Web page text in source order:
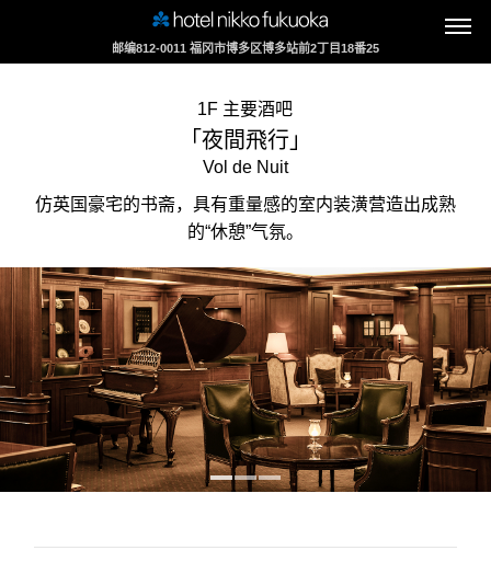
邮编812-0011 福冈市博多区博多站前2丁目18番25
1F 主要酒吧
「夜間飛行」
Vol de Nuit
仿英国豪宅的书斋，具有重量感的室内装潢营造出成熟
的“休憩”气氛。
退房
成人
1
预订确认/更改/取消